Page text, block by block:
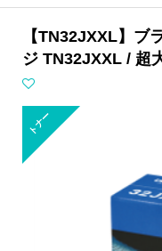
【TN32JXXL】ブ
ジ TN32JXXL / 超
トナー